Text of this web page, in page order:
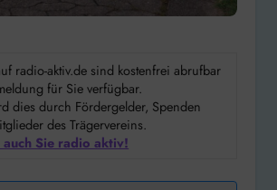
radio-aktiv.de sind kostenfrei abrufbar
für Sie verfügbar.
dies durch Fördergelder, Spenden
des Trägervereins.
Sie radio aktiv!